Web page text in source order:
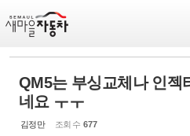
QM5는 부싱교체나 인젝
네요 ㅜㅜ
김정만 조회 수 677
Sketchbook5,